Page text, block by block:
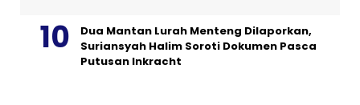
Dua Mantan Lurah Menteng Dilaporkan,
Suriansyah Halim Soroti Dokumen Pasca
Putusan Inkracht